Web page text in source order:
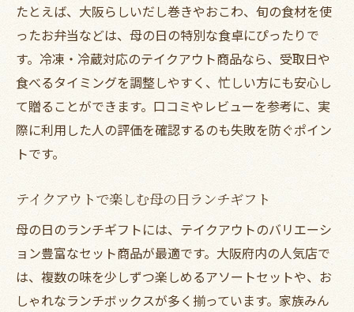
たとえば、大阪らしいだし巻きやおこわ、旬の食材を使
ったお弁当などは、母の日の特別な食卓にぴったりで
す。冷凍・冷蔵対応のテイクアウト商品なら、受取日や
食べるタイミングを調整しやすく、忙しい方にも安心し
て贈ることができます。口コミやレビューを参考に、実
際に利用した人の評価を確認するのも失敗を防ぐポイン
トです。
テイクアウトで楽しむ母の日ランチギフト
母の日のランチギフトには、テイクアウトのバリエーシ
ョン豊富なセット商品が最適です。大阪府内の人気店で
は、複数の味を少しずつ楽しめるアソートセットや、お
しゃれなランチボックスが多く揃っています。家族みん